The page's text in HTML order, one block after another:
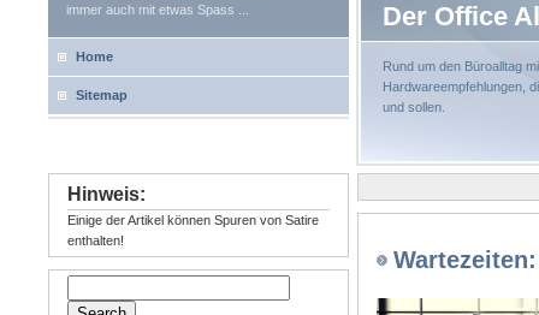
immer auch mit etwas Spass ...
Der Office
Rund um den Büroalltag
Hardwareempfehlungen,
und sollen.
Home
Sitemap
Hinweis:
Einige der Artikel können Spuren von Satire
enthalten!